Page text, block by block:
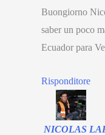
Buongiorno
saber un poco
Ecuador para
Risponditore
NICOLAS